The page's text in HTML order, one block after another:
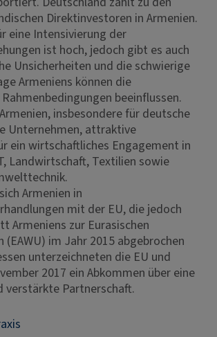
Direktinvestoren in Armenien.
eine Intensivierung der
ist hoch, jedoch gibt es auch
Unsicherheiten und die schwierige
Armeniens können die
beeinflussen.
insbesondere für deutsche
Unternehmen, attraktive
ein wirtschaftliches Engagement in
Landwirtschaft, Textilien sowie
Armenien in
mit der EU, die jedoch
Armeniens zur Eurasischen
im Jahr 2015 abgebrochen
unterzeichneten die EU und
2017 ein Abkommen über eine
verstärkte Partnerschaft.